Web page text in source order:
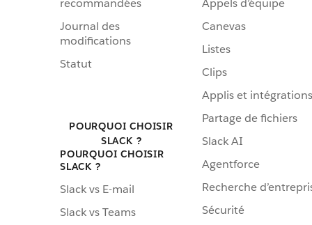
recommandées
Journal des
modifications
Statut
POURQUOI CHOISIR
SLACK ?
POURQUOI CHOISIR
SLACK ?
Slack vs E-mail
Slack vs Teams
Appels d’équipe
Canevas
Listes
Clips
Applis et intégrations
Partage de fichiers
Slack AI
Agentforce
Recherche
Sécurité